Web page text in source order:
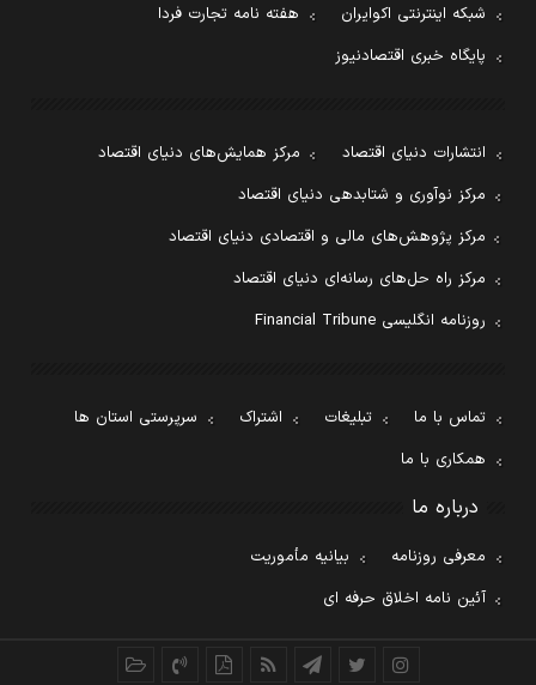
شبکه اینترنتی اکوایران
هفته نامه تجارت فردا
پایگاه خبری اقتصادنیوز
انتشارات دنیای اقتصاد
مرکز همایش‌های دنیای اقتصاد
مرکز نوآوری و شتابدهی دنیای اقتصاد
مرکز پژوهش‌های مالی و اقتصادی دنیای اقتصاد
مرکز راه حل‌های رسانه‌ای دنیای اقتصاد
روزنامه انگلیسی Financial Tribune
تماس با ما تبلیغات اشتراک
سرپرستی استان ها
همکاری با ما
درباره ما
معرفی روزنامه
بیانیه مأموریت
آئین نامه اخلاق حرفه ای